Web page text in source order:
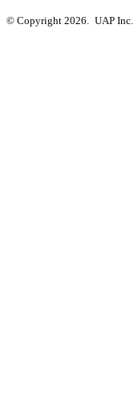
© Copyright 2026. UAP Inc.